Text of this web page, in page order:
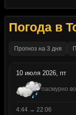
Погода в
Прогноз на 3 дня
10 июля 2026, пт
пасмурно
4:44 → 22:06